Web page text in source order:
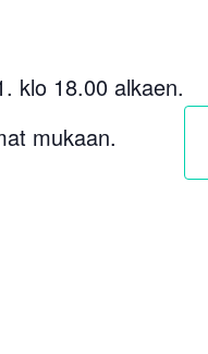
klo 18.00 alkaen.
mukaan.